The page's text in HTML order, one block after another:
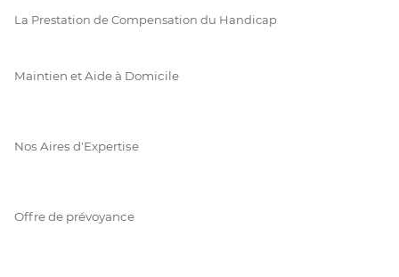
La Prestation de Compensation du Handicap
Maintien et Aide à Domicile
Nos Aires d'Expertise
Offre de prévoyance